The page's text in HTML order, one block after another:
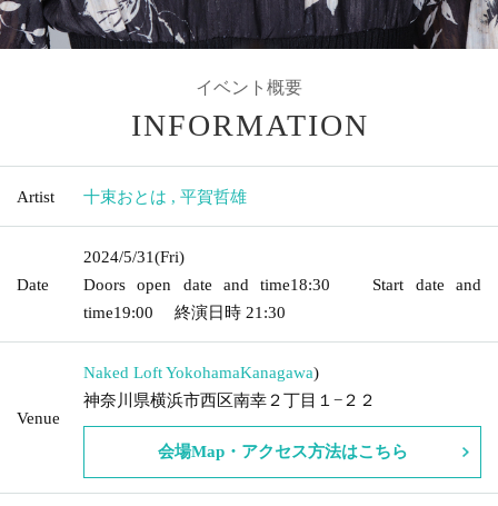
イベント概要
INFORMATION
Artist 十束おとは , 平賀哲雄
Date
2024/5/31(Fri)
Doors open date and time18:30 Start date and
time19:00 終演日時 21:30
Venue
Naked Loft YokohamaKanagawa)
神奈川県横浜市西区南幸２丁目１−２２
会場Map・アクセス方法はこちら